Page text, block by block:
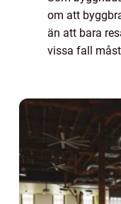
om att
än att bara
vissa fall